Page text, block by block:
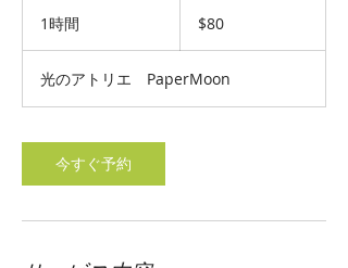
1時間 $80
光のアトリエ PaperMoon
今すぐ予約